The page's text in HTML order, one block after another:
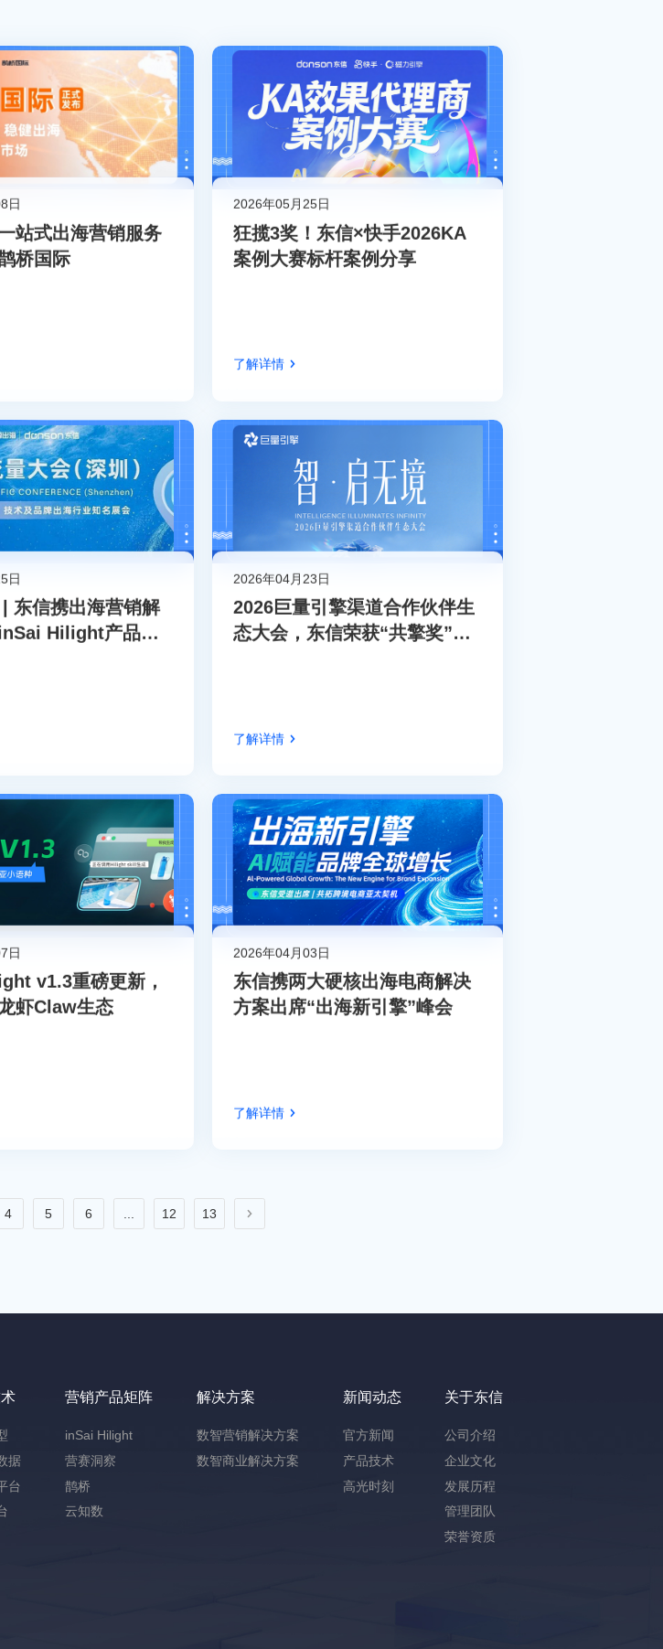
日
站式出海营销服务
桥国际
2026年05月25日
狂揽3奖！东信×快手2026KA
案例大赛标杆案例分享
了解详情
日
东信携出海营销解
Hilight产品亮
2026年04月23日
2026巨量引擎渠道合作伙伴生
态大会，东信荣获“共擎奖”双
了解详情
日
v1.3重磅更新，
虾Claw生态
2026年04月03日
东信携两大硬核出海电商解决
方案出席“出海新引擎”峰会
了解详情
4 5 6 12 13
据
台
营销产品矩阵
inSai Hilight
营赛洞察
鹊桥
云知数
解决方案
数智营销解决方案
数智商业解决方案
新闻动态
官方新闻
产品技术
高光时刻
关于东信
公司介绍
企业文化
发展历程
管理团队
荣誉资质